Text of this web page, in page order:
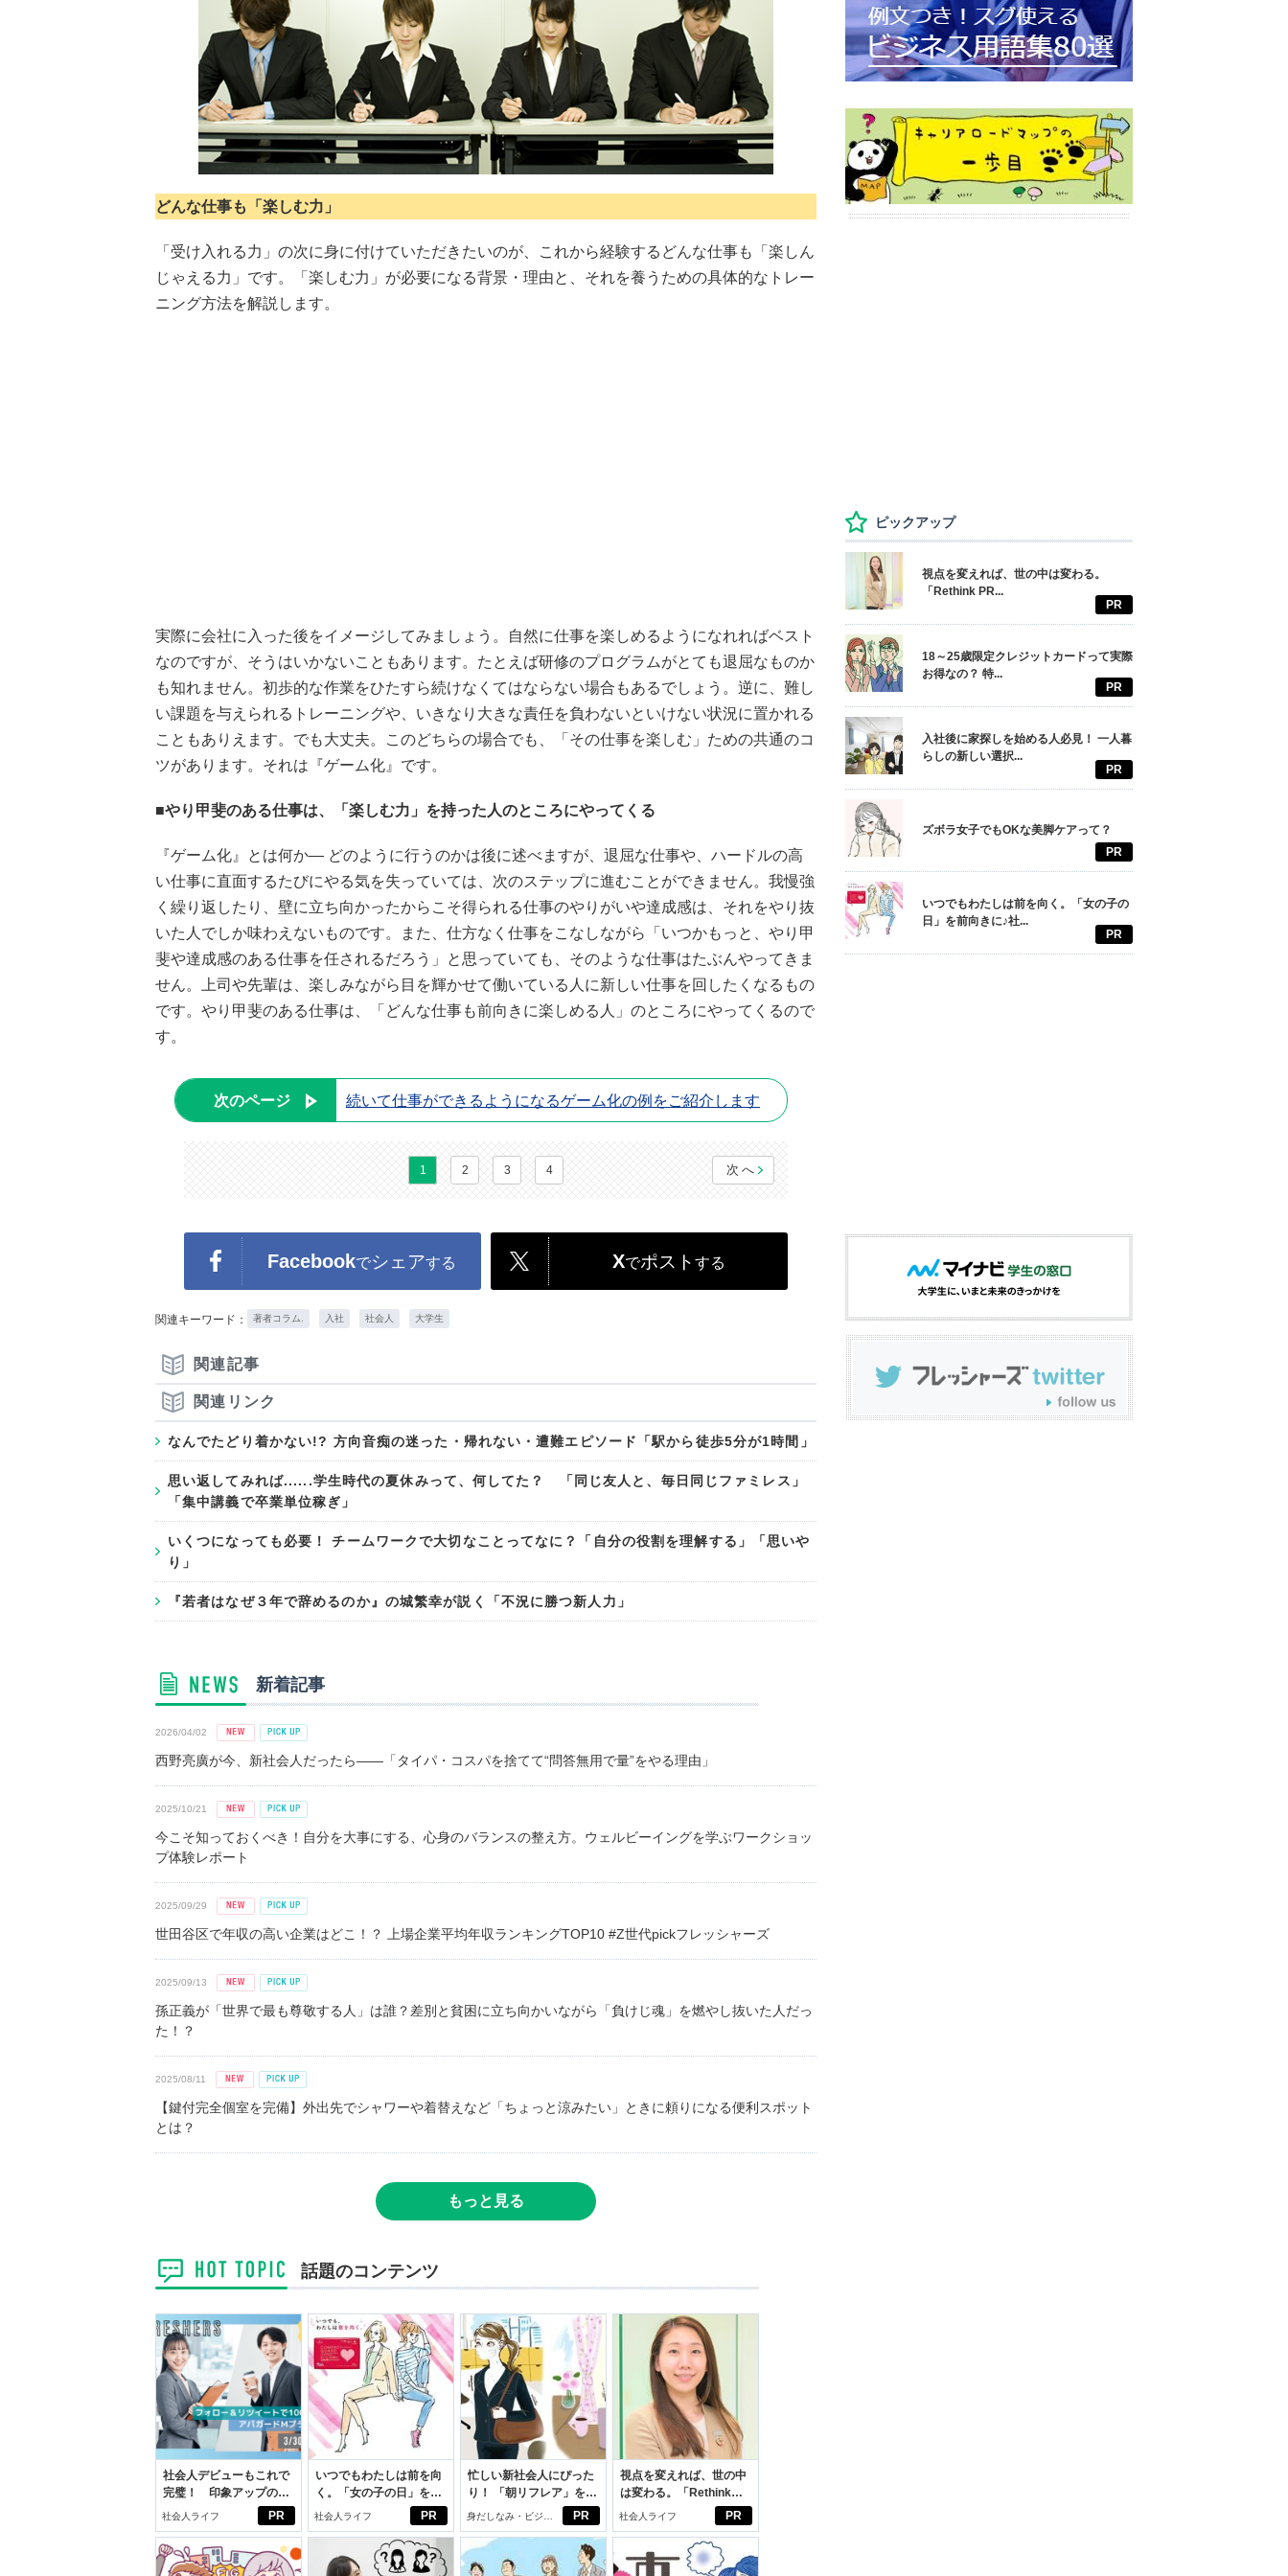
どんな仕事も「楽しむ力」
「受け入れる力」の次に身に付けていただきたいのが、これから経験するどんな仕事も「楽しん
じゃえる力」です。「楽しむ力」が必要になる背景・理由と、それを養うための具体的なトレー
ニング方法を解説します。
実際に会社に入った後をイメージしてみましょう。自然に仕事を楽しめるようになれればベスト
なのですが、そうはいかないこともあります。たとえば研修のプログラムがとても退屈なものか
も知れません。初歩的な作業をひたすら続けなくてはならない場合もあるでしょう。逆に、難し
い課題を与えられるトレーニングや、いきなり大きな責任を負わないといけない状況に置かれる
こともありえます。でも大丈夫。このどちらの場合でも、「その仕事を楽しむ」ための共通のコ
ツがあります。それは『ゲーム化』です。
■やり甲斐のある仕事は、「楽しむ力」を持った人のところにやってくる
『ゲーム化』とは何か― どのように行うのかは後に述べますが、退屈な仕事や、ハードルの高
い仕事に直面するたびにやる気を失っていては、次のステップに進むことができません。我慢強
く繰り返したり、壁に立ち向かったからこそ得られる仕事のやりがいや達成感は、それをやり抜
いた人でしか味わえないものです。また、仕方なく仕事をこなしながら「いつかもっと、やり甲
斐や達成感のある仕事を任されるだろう」と思っていても、そのような仕事はたぶんやってきま
せん。上司や先輩は、楽しみながら目を輝かせて働いている人に新しい仕事を回したくなるもの
です。やり甲斐のある仕事は、「どんな仕事も前向きに楽しめる人」のところにやってくるので
す。
次のページ 続いて仕事ができるようになるゲーム化の例をご紹介します
1 2 3 4 次へ
Facebookでシェアする Xでポスト する
関連キーワード： 著者コラム. 入社 社会人 大学生
関連記事
関連リンク
なんでたどり着かない!? 方向音痴の迷った・帰れない・遭難エピソード「駅から徒歩5分が1時間」
思い返してみれば......学生時代の夏休みって、何してた？ 「同じ友人と、毎日同じファミレス」
「集中講義で卒業単位稼ぎ」
いくつになっても必要！ チームワークで大切なことってなに？「自分の役割を理解する」「思いや
り」
『若者はなぜ３年で辞めるのか』の城繁幸が説く「不況に勝つ新人力」
新着記事
2026/04/02
西野亮廣が今、新社会人だったら――「タイパ・コスパを捨てて“問答無用で量”をやる理由」
2025/10/21
今こそ知っておくべき！自分を大事にする、心身のバランスの整え方。ウェルビーイングを学ぶワークショッ
プ体験レポート
2025/09/29
世田谷区で年収の高い企業はどこ！？ 上場企業平均年収ランキングTOP10 #Z世代pickフレッシャーズ
2025/09/13
孫正義が「世界で最も尊敬する人」は誰？差別と貧困に立ち向かいながら「負けじ魂」を燃やし抜いた人だっ
た！？
2025/08/11
【鍵付完全個室を完備】外出先でシャワーや着替えなど「ちょっと涼みたい」ときに頼りになる便利スポット
とは？
もっと見る
話題のコンテンツ
PR
社会人デビューもこれで
完璧！ 印象アップのセ
ルフプロデュース術
社会人ライフ PR
いつでもわたしは前を向
く。「女の子の日」を前
向きに♪社会人エリ・大
社会人ライフ PR
忙しい新社会人にぴった
り！ 「朝リフレア」をは
じめよう。しっかりニオ
イケアして24時間快適。
身だしなみ・ビジネ
スアイテム
PR
視点を変えれば、世の中
は変わる。「Rethink
PROJECT」がつたえた
社会人ライフ
ピックアップ
視点を変えれば、世の中は変わる。
「Rethink PR...
PR
18～25歳限定クレジットカードって実際
お得なの？ 特...
PR
入社後に家探しを始める人必見！ 一人暮
らしの新しい選択...
PR
ズボラ女子でもOKな美脚ケアって？
PR
いつでもわたしは前を向く。「女の子の
日」を前向きに♪社...
PR